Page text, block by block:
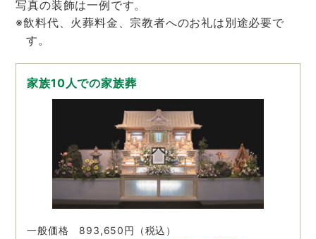
写真の装飾は一例です。
※飲料代、火葬料金、宗教者へのお礼は別途必要で
す。
家族10人での家族葬
一般価格 893,650円（税込）